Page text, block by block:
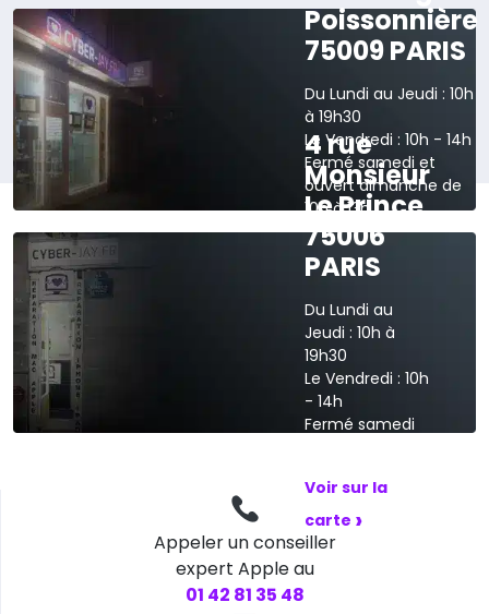
Poissonnière
75009 PARIS
Du Lundi au Jeudi : 10h
à 19h30
Le Vendredi : 10h - 14h
Fermé samedi et
ouvert dimanche de
10h à 13h
Voir sur la carte
4 rue
Monsieur
Le Prince
75006
PARIS
Du Lundi au
Jeudi : 10h à
19h30
Le Vendredi : 10h
- 14h
Fermé samedi
Voir sur la
carte ›
Appeler un conseiller
expert Apple au
01 42 81 35 48